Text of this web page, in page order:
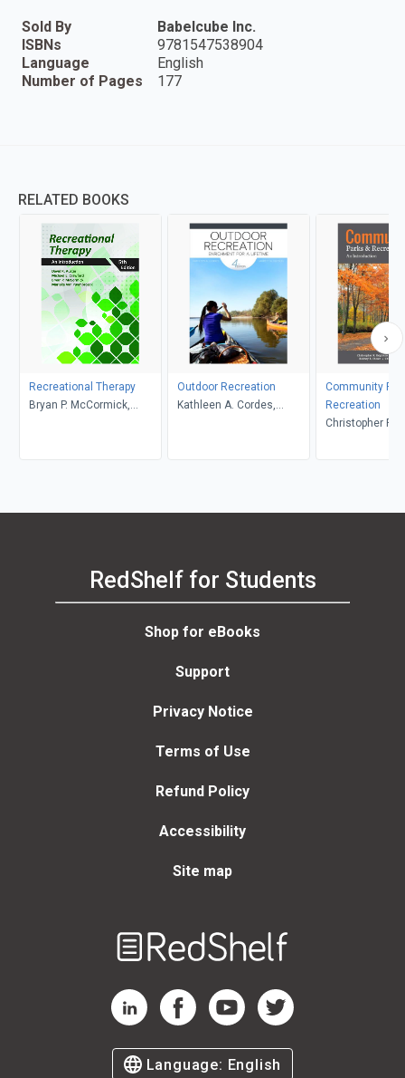
Sold By
Babelcube Inc.
ISBNs
9781547538904
Language
English
Number of Pages
177
RELATED BOOKS
Recreational Therapy
Bryan P. McCormick,
E. Crawford
Outdoor Recreation
Kathleen A. Cordes,
Community
Recreation
Christopher R.
Rodney B.
RedShelf for Students
Shop for eBooks
Support
Privacy Notice
Terms of Use
Refund Policy
Accessibility
Site map
RedShelf LinkedIn Page
RedShelf Facebook Page
RedShelf YouTube Page
RedShelf Twitter Page
Language: English